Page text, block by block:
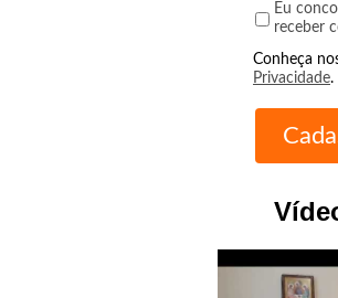
Eu
receber
Conheça
Privacidade.